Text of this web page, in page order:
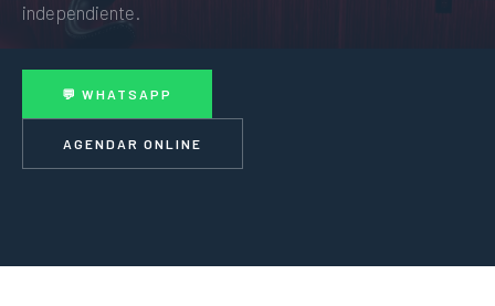
independiente.
💬 WHATSAPP
AGENDAR ONLINE